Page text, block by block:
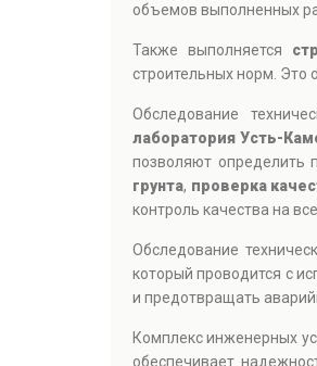
объемов выполненных
Также выполняется
строительных норм. Это
Обследование
лаборатория Усть-
позволяют определить
грунта, проверка
контроль качества на
Обследование
который проводится с
и предотвращать
Комплекс инженерных
обеспечивает